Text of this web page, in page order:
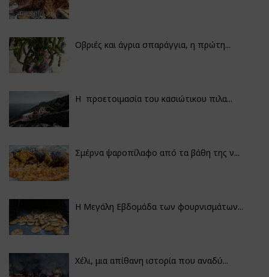
Οβριές και άγρια σπαράγγια, η πρώτη...
Η προετοιμασία του κασιώτικου πιλα...
Σμέρνα ψαροπίλαφο από τα βάθη της ν...
Η Μεγάλη Εβδομάδα των φουρνισμάτων...
Χέλι, μια απίθανη ιστορία που αναδύ...